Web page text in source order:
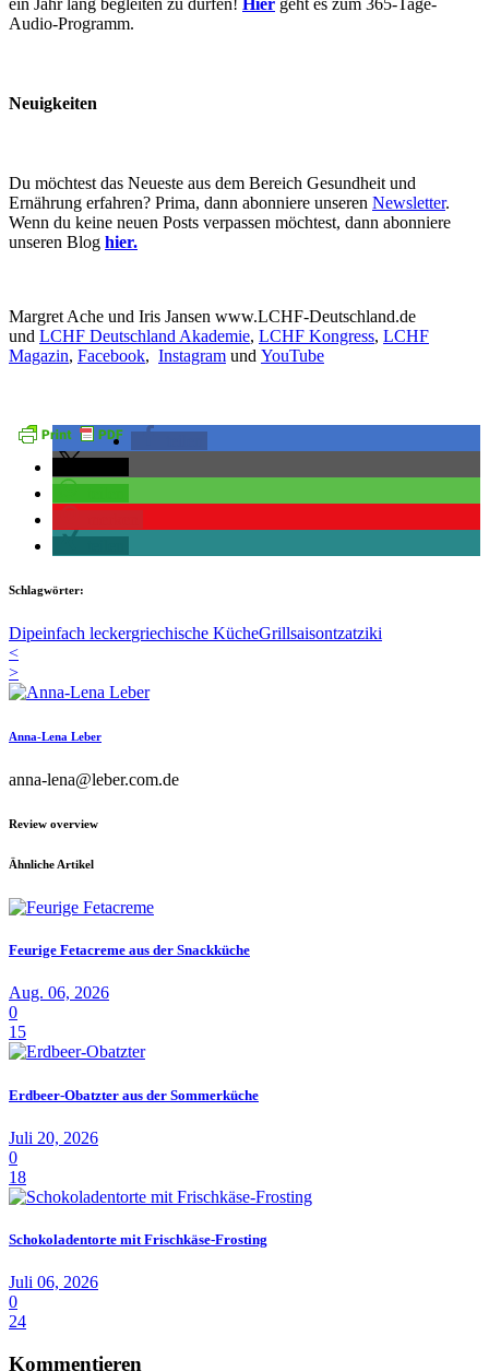
Audio-Programm.
Neuigkeiten
Du möchtest das Neueste aus dem Bereich Gesundheit und
Ernährung erfahren? Prima, dann abonniere unseren Newsletter.
Wenn du keine neuen Posts verpassen möchtest, dann abonniere
unseren Blog hier.
Margret Ache und Iris Jansen www.LCHF-Deutschland.de
und LCHF Deutschland Akademie, LCHF Kongress, LCHF
Magazin, Facebook, Instagram und YouTube
Schlagwörter:
Dipeinfach leckergriechische KücheGrillsaisontzatziki
<
>
Anna-Lena Leber
anna-lena@leber.com.de
Review overview
Ähnliche Artikel
Feurige Fetacreme aus der Snackküche
Aug. 06, 2026
0
15
Erdbeer-Obatzter aus der Sommerküche
Juli 20, 2026
0
18
Schokoladentorte mit Frischkäse-Frosting
Juli 06, 2026
0
24
Kommentieren